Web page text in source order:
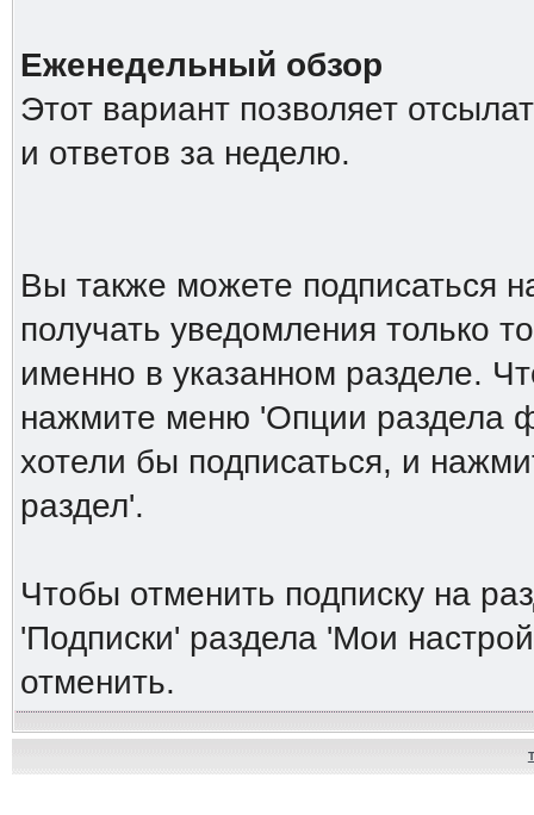
Еженедельный обзор
Этот вариант позволяет
и ответов за неделю.
Вы также можете подписаться
получать уведомления только
именно в указанном разделе.
нажмите меню 'Опции раздела
хотели бы подписаться, и
раздел'.
Чтобы отменить подписку на
'Подписки' раздела 'Мои
отменить.